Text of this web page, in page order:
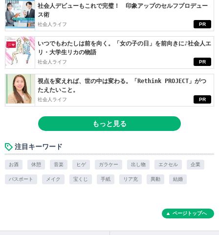
PR
社会人デビューもこれで完璧！ 印象アップのセルフプロデュー
ス術
社会人ライフ
PR
いつでもわたしは前を向く。「女の子の日」を前向きに♪社会人エ
リ・大学生リカの物語
社会人ライフ
PR
視点を変えれば、世の中は変わる。「Rethink PROJECT」がつ
たえたいこと。
社会人ライフ
もっと見る
注目キーワード
お酒 休憩 音楽 ヒゲ ガラケー 出し物 エクセル 企業
パスポート メイク 宝くじ 手紙 リア充 異動 結婚
ページトップへ